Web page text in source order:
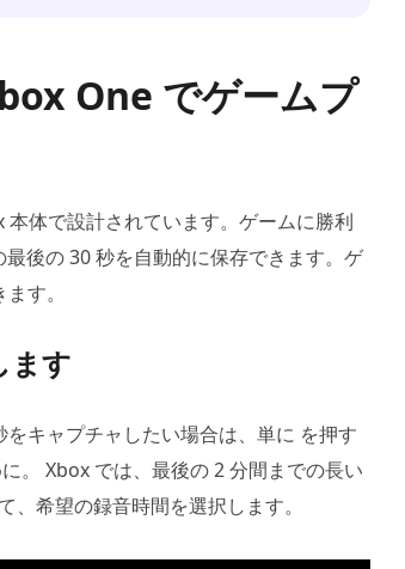
One でゲームプ
体で設計されています。ゲームに勝利
後の 30 秒を自動的に保存できます。ゲ
す。
ます
キャプチャしたい場合は、単に を押す
。 Xbox では、最後の 2 分間までの長い
、希望の録音時間を選択します。